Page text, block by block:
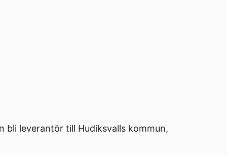
bli leverantör till Hudiksvalls kommun,